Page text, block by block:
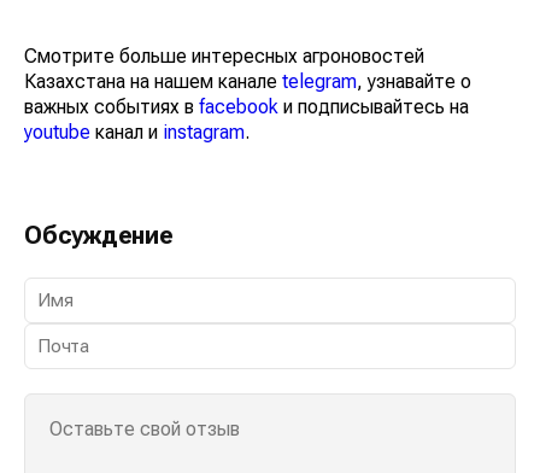
Смотрите больше интересных агроновостей
Казахстана на нашем канале telegram, узнавайте о
важных событиях в facebook и подписывайтесь на
youtube канал и instagram.
Обсуждение